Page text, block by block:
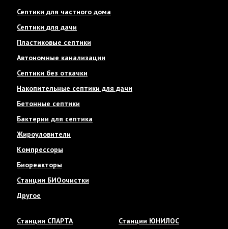
Септики для частного дома
Септики для дачи
Пластиковые септики
Автономные канализации
Септики без откачки
Накопительные септики для дачи
Бетонные септики
Бактерии для септика
Жироуловители
Компрессоры
Биореакторы
Станции БИОочистки
Другое
Станции СПАРТА
Станции ЮНИЛОС